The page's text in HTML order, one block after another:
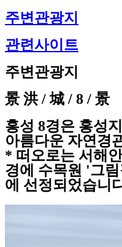
주변관광지
관련사이트
주변관광지
景 洪 / 城 / 8 / 景
홍성 8경은 홍성
아름다운 자연경
* 떠오로는 서해
경에 수목원 '그
에 선정되었습니